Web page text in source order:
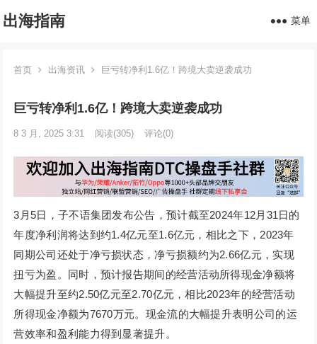
出海指南 菜单
首页 出海资讯 巨亏转净利1.6亿！跨境大卖逆袭成功
巨亏转净利1.6亿！跨境大卖逆袭成功
8 3 月, 2025 3:31 阅读(305) 评论(0)
3月5日，子不语集团发布公告，预计截至2024年12月31日的
年度净利润将达到约1.4亿元至1.6亿元，相比之下，2023年
同期公司还处于净亏损状态，净亏损额约为2.66亿元，实现
扭亏为盈。同时，预计报告期间的经营活动所得现金净额将
大幅提升至约2.50亿元至2.70亿元，相比2023年的经营活动
所得现金净额为7670万元。现金流的大幅提升表明公司的运
营效率和盈利能力得到显著提升。